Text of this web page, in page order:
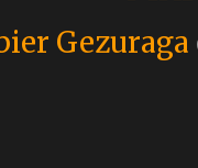
Gezuraga